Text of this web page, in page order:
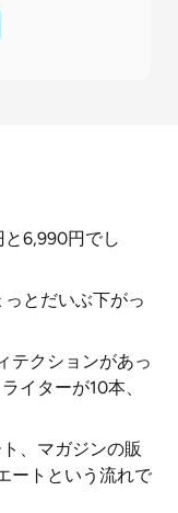
6,990円でし
とだいぶ下がっ
テクションがあっ
イターが10本、
、マガジンの販
ートという流れで